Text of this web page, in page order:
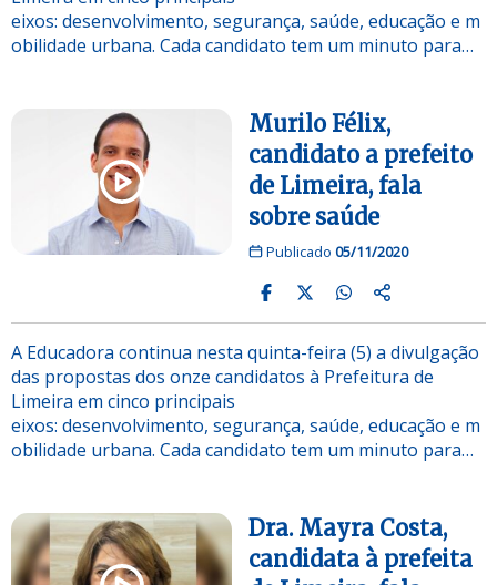
eixos: desenvolvimento, segurança, saúde, educação e m
obilidade urbana. Cada candidato tem um minuto para…
Murilo Félix,
candidato a prefeito
de Limeira, fala
sobre saúde
Publicado 05/11/2020
A Educadora continua nesta quinta-feira (5) a divulgação
das propostas dos onze candidatos à Prefeitura de
Limeira em cinco principais
eixos: desenvolvimento, segurança, saúde, educação e m
obilidade urbana. Cada candidato tem um minuto para…
Dra. Mayra Costa,
candidata à prefeita